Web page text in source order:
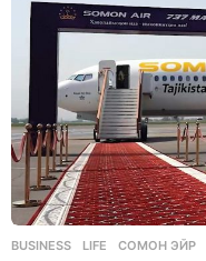
BUSINESS ,LIFE СОМОН ЭЙР